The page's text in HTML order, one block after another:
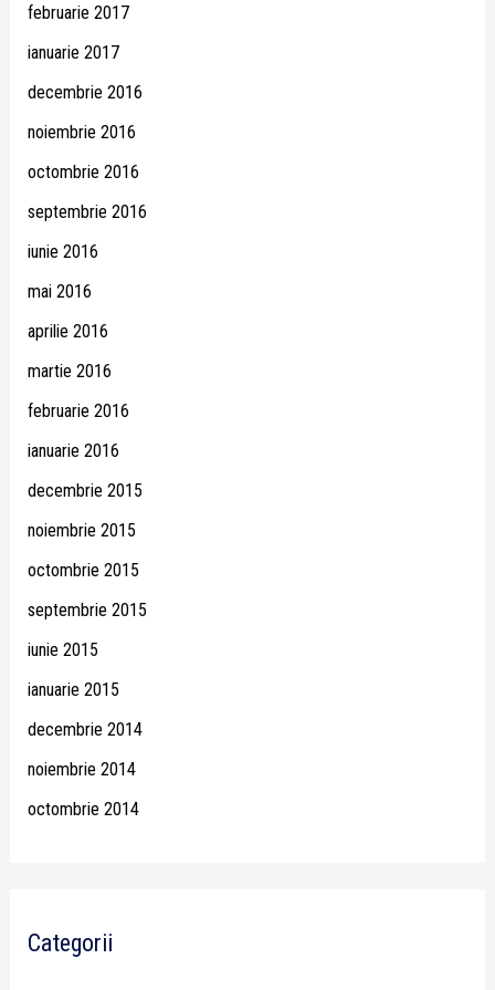
februarie 2017
ianuarie 2017
decembrie 2016
noiembrie 2016
octombrie 2016
septembrie 2016
iunie 2016
mai 2016
aprilie 2016
martie 2016
februarie 2016
ianuarie 2016
decembrie 2015
noiembrie 2015
octombrie 2015
septembrie 2015
iunie 2015
ianuarie 2015
decembrie 2014
noiembrie 2014
octombrie 2014
Categorii